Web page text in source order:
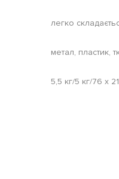
легко
метал, пластик,
5,5 кг/5 кг/76 х